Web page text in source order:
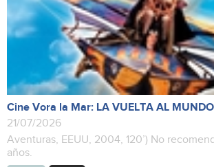
Cine Vora la Mar: LA VUELTA AL
21/07/2026
Aventuras, EEUU, 2004, 120’) No
años.